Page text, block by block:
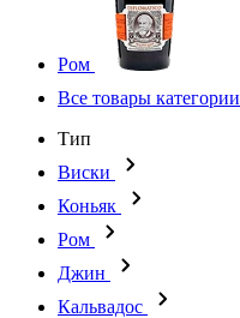
Ром
Все товары категории
Тип
Виски
Коньяк
Ром
Джин
Кальвадос